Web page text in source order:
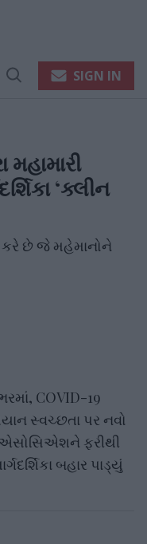
Open
SIGN IN
‘ક્લીન
કરે છે જે મહેમાનોને
COVID-19
સ્વચ્છતા પર નવો
એસોસિએશને ફરીથી
બહાર પાડ્યું